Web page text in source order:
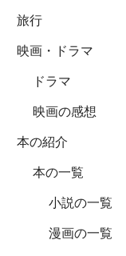
旅行
映画・ドラマ
ドラマ
映画の感想
本の紹介
本の一覧
小説の一覧
漫画の一覧